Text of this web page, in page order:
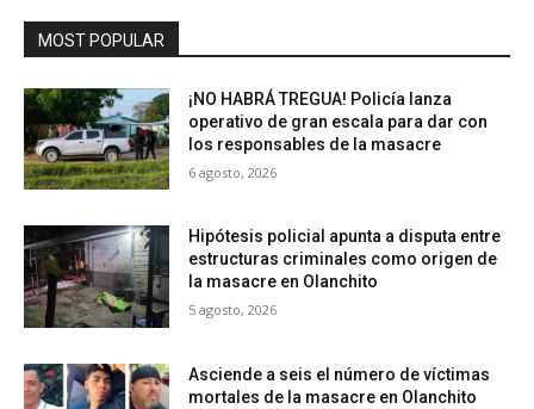
MOST POPULAR
¡NO HABRÁ TREGUA! Policía lanza
operativo de gran escala para dar con
los responsables de la masacre
6 agosto, 2026
Hipótesis policial apunta a disputa entre
estructuras criminales como origen de
la masacre en Olanchito
5 agosto, 2026
Asciende a seis el número de víctimas
mortales de la masacre en Olanchito